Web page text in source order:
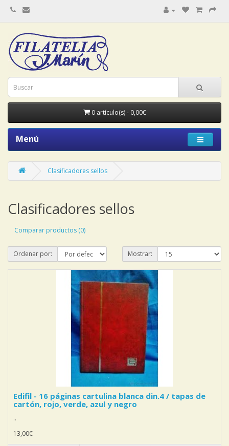
0 artículo(s) - 0,00€
Menú
Clasificadores sellos
Clasificadores sellos
Comparar productos (0)
Ordenar por: Mostrar:
Edifil - 16 páginas cartulina blanca din.4 / tapas de
cartón, rojo, verde, azul y negro
..
13,00€